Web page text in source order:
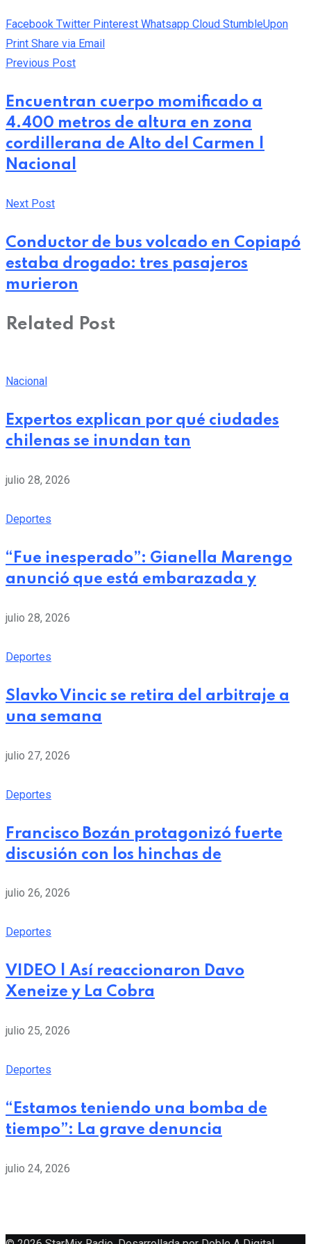
Facebook Twitter Pinterest Whatsapp Cloud StumbleUpon
Print Share via Email
Previous Post
Encuentran cuerpo momificado a
4.400 metros de altura en zona
cordillerana de Alto del Carmen |
Nacional
Next Post
Conductor de bus volcado en Copiapó
estaba drogado: tres pasajeros
murieron
Related Post
Nacional
Expertos explican por qué ciudades
chilenas se inundan tan
julio 28, 2026
Deportes
“Fue inesperado”: Gianella Marengo
anunció que está embarazada y
julio 28, 2026
Deportes
Slavko Vincic se retira del arbitraje a
una semana
julio 27, 2026
Deportes
Francisco Bozán protagonizó fuerte
discusión con los hinchas de
julio 26, 2026
Deportes
VIDEO | Así reaccionaron Davo
Xeneize y La Cobra
julio 25, 2026
Deportes
“Estamos teniendo una bomba de
tiempo”: La grave denuncia
julio 24, 2026